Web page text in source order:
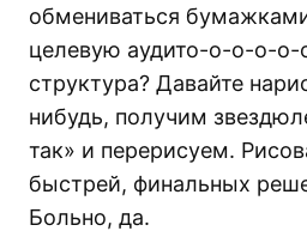
обмениваться
целевую аудито-о-о-о-о-
структура? Давайте
нибудь, получим
так» и перерисуем.
быстрей, финальных
Больно, да.